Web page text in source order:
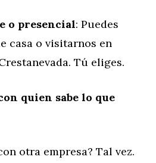
o presencial: Puedes
casa o visitarnos en
Tú eliges.
quien sabe lo que
otra empresa? Tal vez.